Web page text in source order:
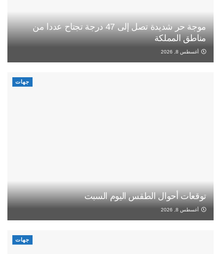
موجة حر شديدة تصل إلى 47 درجة تجتاح عددا من
مناطق المملكة
أغسطس 8, 2026
جهات
توقعات أحوال الطقس اليوم السبت
أغسطس 8, 2026
جهات